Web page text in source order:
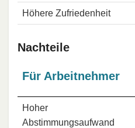
Höhere Zufriedenheit
Nachteile
Für Arbeitnehmer
Hoher
Abstimmungsaufwand